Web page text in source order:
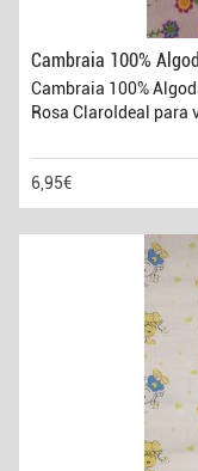
Cambraia 100%
Rosa ClaroIdeal para
6,95€